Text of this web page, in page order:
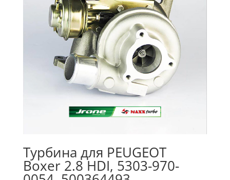
Турбина для PEUGEOT
Boxer 2.8 HDI, 5303-970-